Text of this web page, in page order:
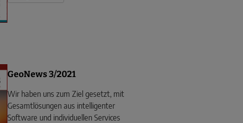
GeoNews 3/2021
Wir haben uns zum Ziel gesetzt, mit
Gesamtlösungen aus intelligenter
Software und individuellen Services